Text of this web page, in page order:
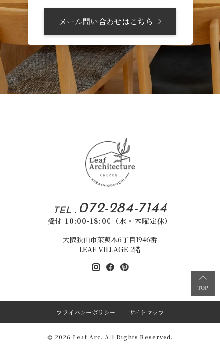
メール問い合わせはこちら
TEL . 072-284-7144
受付 10:00-18:00（水・木曜定休）
大阪狭山市茱萸木6丁目1946番
LEAF VILLAGE 2階
プライバシーポリシー サイトマップ
© 2026 Leaf Arc. All Rights Reserved.